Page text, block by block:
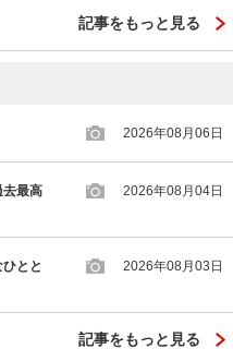
記事をもっと見る
2026年08月06日
去最高
2026年08月04日
とと
2026年08月03日
記事をもっと見る